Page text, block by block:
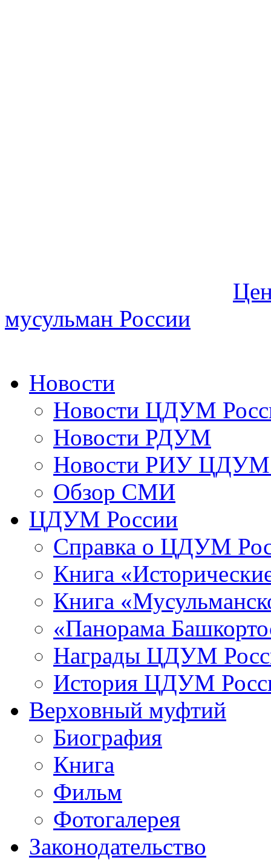
мусульман России
Новости
Новости ЦДУМ
Новости РДУМ
Новости РИУ ЦДУМ
Обзор СМИ
ЦДУМ России
Справка о ЦДУМ
Книга
Книга
«Панорама
Награды ЦДУМ
История ЦДУМ
Верховный муфтий
Биография
Книга
Фильм
Фотогалерея
Законодательство